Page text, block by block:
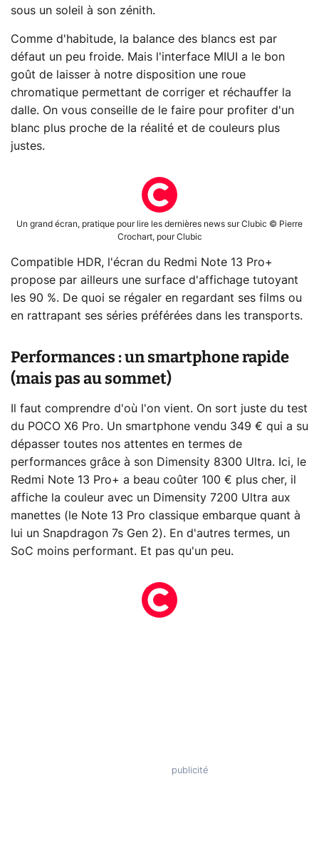
sous un soleil à son zénith.
Comme d'habitude, la balance des blancs est par
défaut un peu froide. Mais l'interface MIUI a le bon
goût de laisser à notre disposition une roue
chromatique permettant de corriger et réchauffer la
dalle. On vous conseille de le faire pour profiter d'un
blanc plus proche de la réalité et de couleurs plus
justes.
Un grand écran, pratique pour lire les dernières news sur Clubic © Pierre
Crochart, pour Clubic
Compatible HDR, l'écran du Redmi Note 13 Pro+
propose par ailleurs une surface d'affichage tutoyant
les 90 %. De quoi se régaler en regardant ses films ou
en rattrapant ses séries préférées dans les transports.
Performances : un smartphone rapide
(mais pas au sommet)
Il faut comprendre d'où l'on vient. On sort juste du test
du POCO X6 Pro. Un smartphone vendu 349 € qui a su
dépasser toutes nos attentes en termes de
performances grâce à son Dimensity 8300 Ultra. Ici, le
Redmi Note 13 Pro+ a beau coûter 100 € plus cher, il
affiche la couleur avec un Dimensity 7200 Ultra aux
manettes (le Note 13 Pro classique embarque quant à
lui un Snapdragon 7s Gen 2). En d'autres termes, un
SoC moins performant. Et pas qu'un peu.